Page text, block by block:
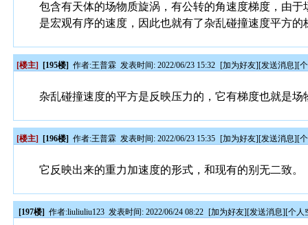
包含有天体的场物质旋涡，有公转的角速度梯度，由
是宏观有序的速度，因此也就有了杂乱碰撞速度平方的
[楼主] [195楼] 作者:王普霖 发表时间: 2022/06/23 15:32 [加为好友][发送消息][
杂乱碰撞速度的平方是反映压力的，它有梯度也就是场
[楼主] [196楼] 作者:王普霖 发表时间: 2022/06/23 15:35 [加为好友][发送消息][
它反映出来的重力加速度的形式，和现有的别无二致。
[197楼] 作者:liuliuliu123 发表时间: 2022/06/24 08:22 [加为好友][发送消息][个人